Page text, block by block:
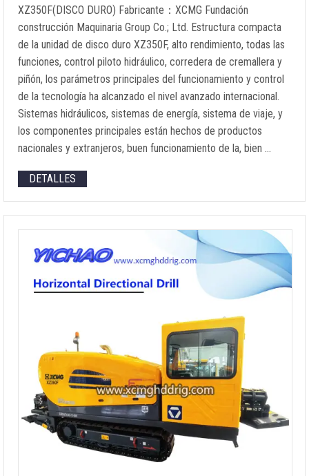
XZ350F(DISCO DURO) Fabricante：XCMG Fundación
construcción Maquinaria Group Co.; Ltd. Estructura compacta
de la unidad de disco duro XZ350F, alto rendimiento, todas las
funciones, control piloto hidráulico, corredera de cremallera y
piñón, los parámetros principales del funcionamiento y control
de la tecnología ha alcanzado el nivel avanzado internacional.
Sistemas hidráulicos, sistemas de energía, sistema de viaje, y
los componentes principales están hechos de productos
nacionales y extranjeros, buen funcionamiento de la, bien …
DETALLES